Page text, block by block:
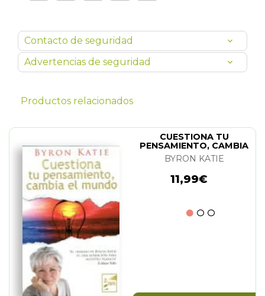
Contacto de seguridad
Advertencias de seguridad
Productos relacionados
CUESTIONA TU
PENSAMIENTO, CAMBIA
EL MUNDO
BYRON KATIE
11,99€